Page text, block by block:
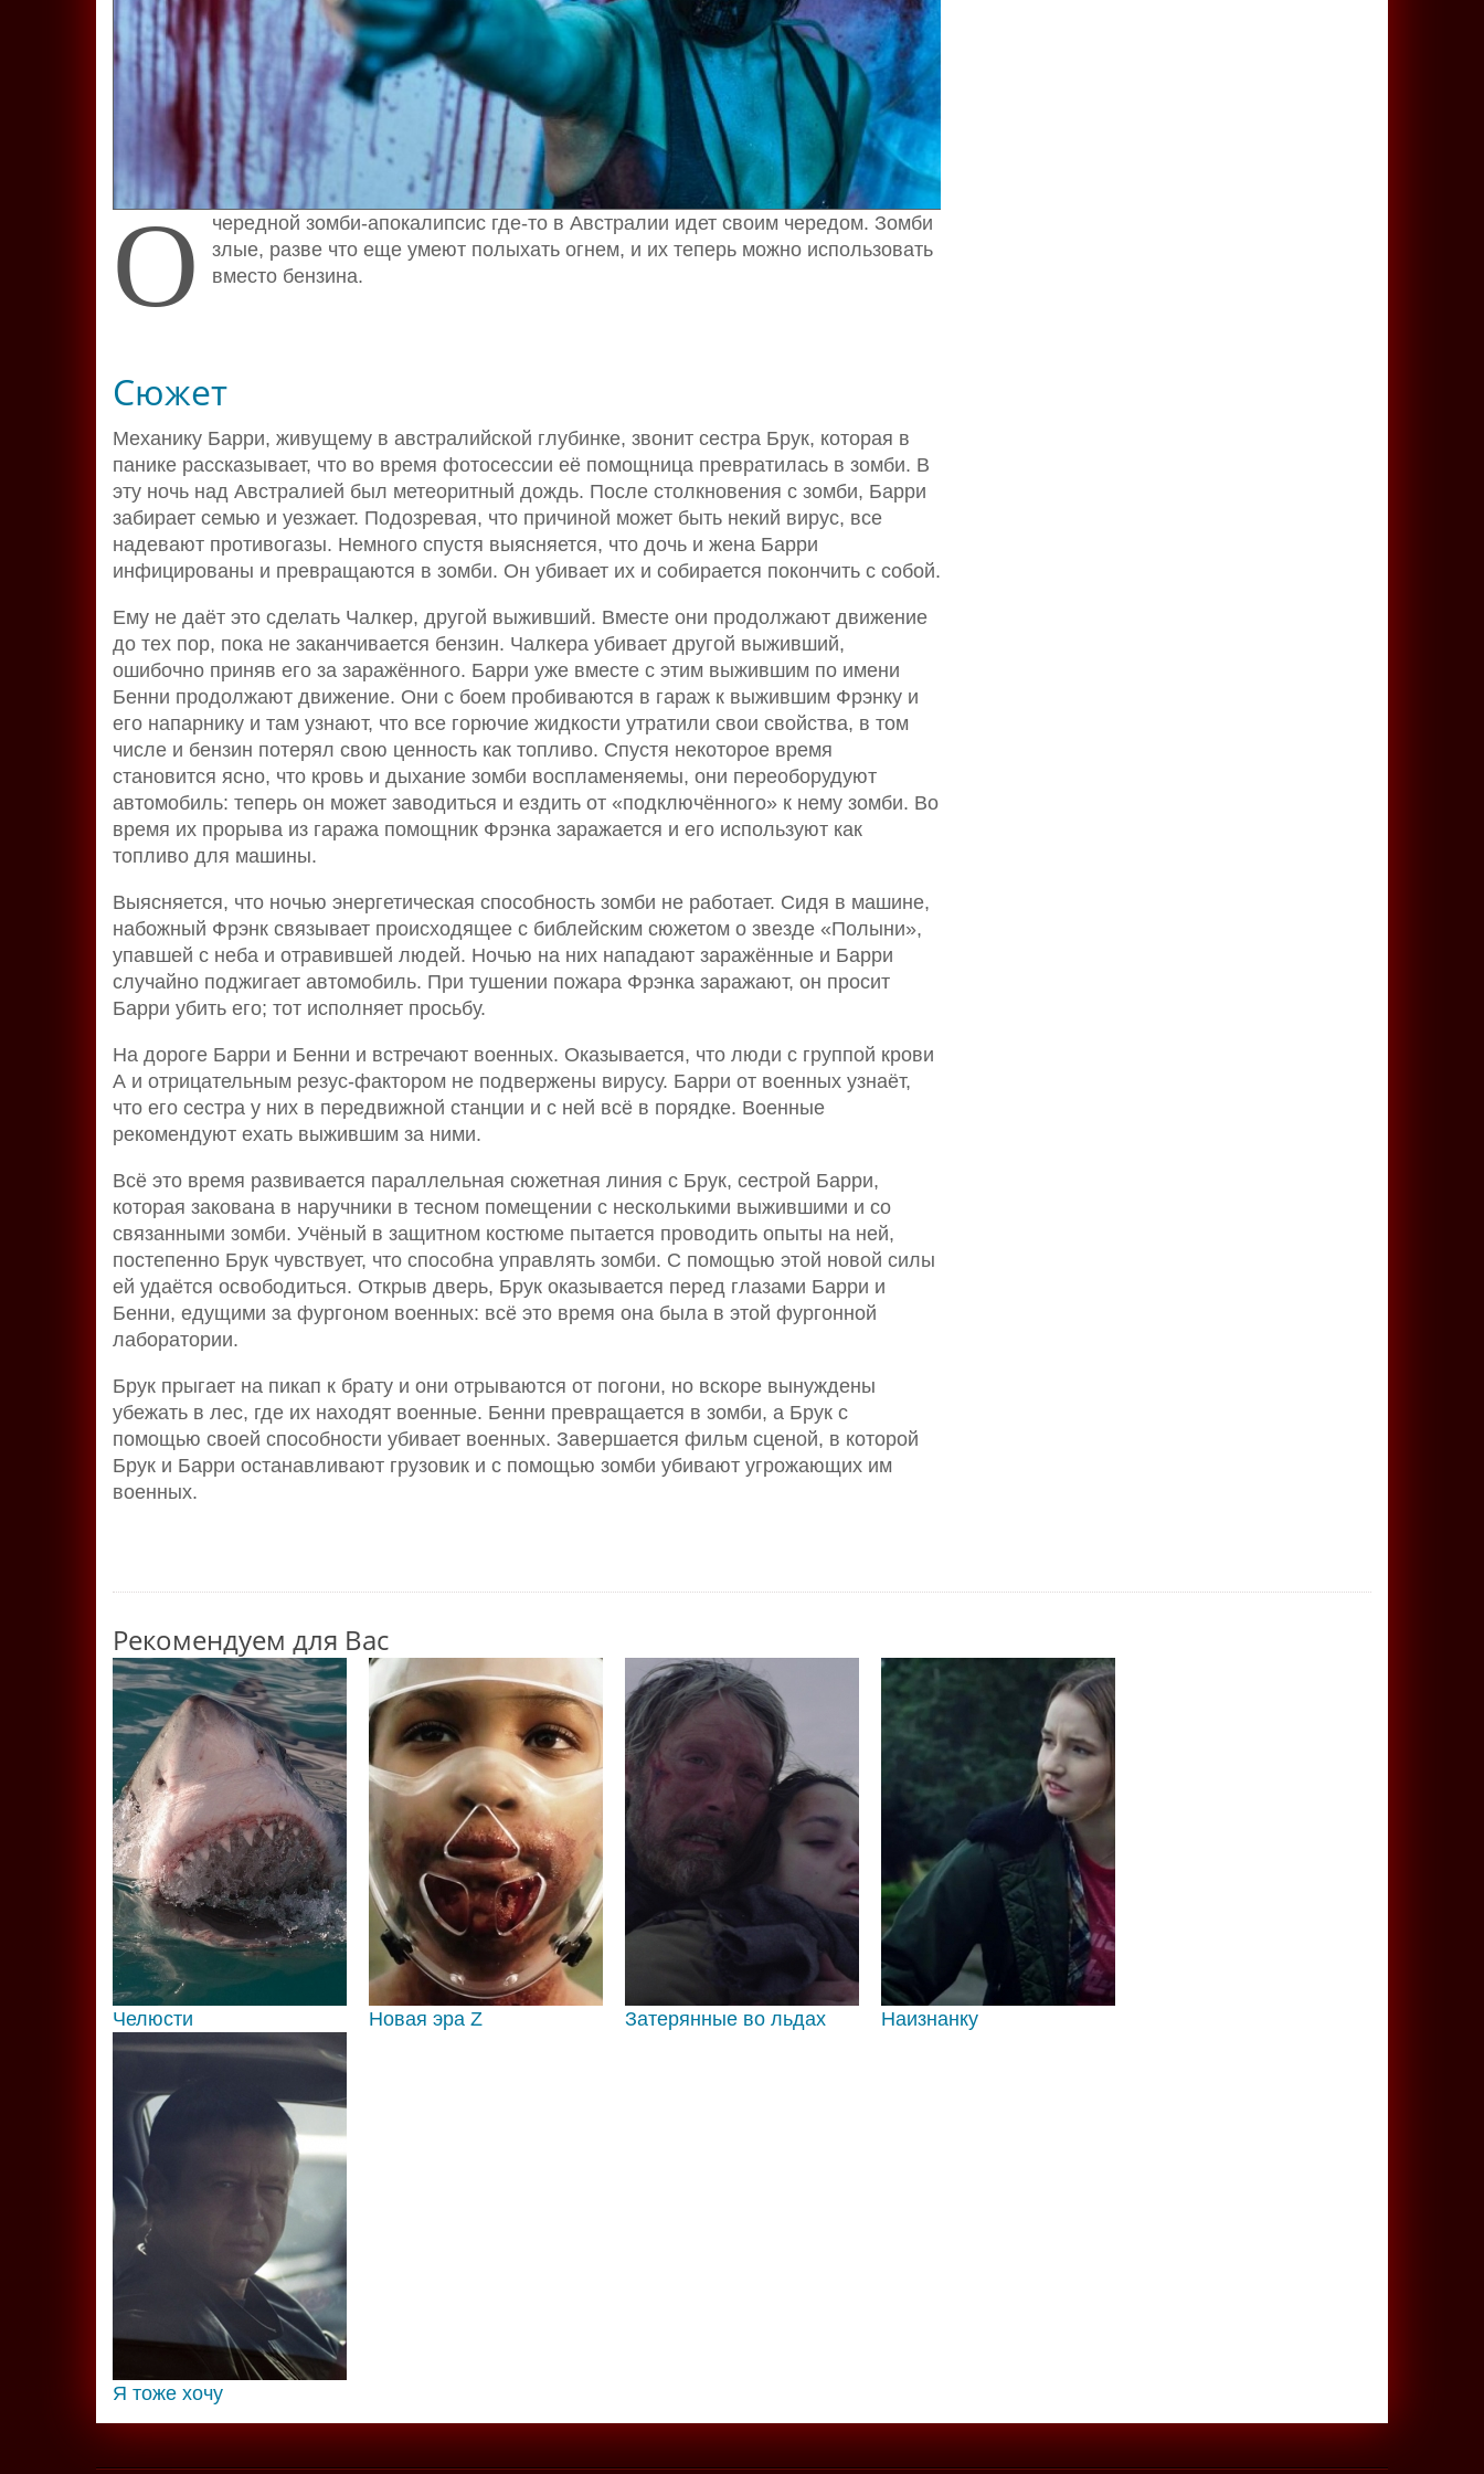
О
чередной зомби-апокалипсис где-то в Австралии идет своим чередом. Зомби
злые, разве что еще умеют полыхать огнем, и их теперь можно использовать
вместо бензина.
Сюжет
Механику Барри, живущему в австралийской глубинке, звонит сестра Брук, которая в
панике рассказывает, что во время фотосессии её помощница превратилась в зомби. В
эту ночь над Австралией был метеоритный дождь. После столкновения с зомби, Барри
забирает семью и уезжает. Подозревая, что причиной может быть некий вирус, все
надевают противогазы. Немного спустя выясняется, что дочь и жена Барри
инфицированы и превращаются в зомби. Он убивает их и собирается покончить с собой.
Ему не даёт это сделать Чалкер, другой выживший. Вместе они продолжают движение
до тех пор, пока не заканчивается бензин. Чалкера убивает другой выживший,
ошибочно приняв его за заражённого. Барри уже вместе с этим выжившим по имени
Бенни продолжают движение. Они с боем пробиваются в гараж к выжившим Фрэнку и
его напарнику и там узнают, что все горючие жидкости утратили свои свойства, в том
числе и бензин потерял свою ценность как топливо. Спустя некоторое время
становится ясно, что кровь и дыхание зомби воспламеняемы, они переоборудуют
автомобиль: теперь он может заводиться и ездить от «подключённого» к нему зомби. Во
время их прорыва из гаража помощник Фрэнка заражается и его используют как
топливо для машины.
Выясняется, что ночью энергетическая способность зомби не работает. Сидя в машине,
набожный Фрэнк связывает происходящее с библейским сюжетом о звезде «Полыни»,
упавшей с неба и отравившей людей. Ночью на них нападают заражённые и Барри
случайно поджигает автомобиль. При тушении пожара Фрэнка заражают, он просит
Барри убить его; тот исполняет просьбу.
На дороге Барри и Бенни и встречают военных. Оказывается, что люди с группой крови
А и отрицательным резус-фактором не подвержены вирусу. Барри от военных узнаёт,
что его сестра у них в передвижной станции и с ней всё в порядке. Военные
рекомендуют ехать выжившим за ними.
Всё это время развивается параллельная сюжетная линия с Брук, сестрой Барри,
которая закована в наручники в тесном помещении с несколькими выжившими и со
связанными зомби. Учёный в защитном костюме пытается проводить опыты на ней,
постепенно Брук чувствует, что способна управлять зомби. С помощью этой новой силы
ей удаётся освободиться. Открыв дверь, Брук оказывается перед глазами Барри и
Бенни, едущими за фургоном военных: всё это время она была в этой фургонной
лаборатории.
Брук прыгает на пикап к брату и они отрываются от погони, но вскоре вынуждены
убежать в лес, где их находят военные. Бенни превращается в зомби, а Брук с
помощью своей способности убивает военных. Завершается фильм сценой, в которой
Брук и Барри останавливают грузовик и с помощью зомби убивают угрожающих им
военных.
Рекомендуем для Вас
Челюсти Новая эра Z Затерянные во льдах Наизнанку
Я тоже хочу